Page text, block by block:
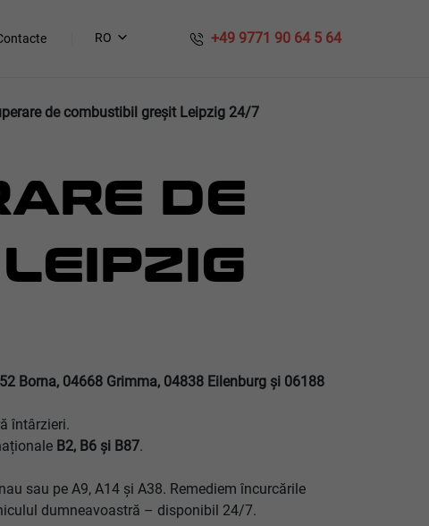
RO ​​ +49 9771 90 64 5 64
de combustibil greșit Leipzig 24/7
DE
Borna, 04668 Grimma, 04838 Eilenburg şi 06188
întârzieri.
B2, B6 şi B87.
sau pe A9, A14 și A38. Remediem încurcările
dumneavoastră – disponibil 24/7.